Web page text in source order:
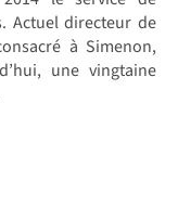
Actuel directeur de
à Simenon,
une vingtaine